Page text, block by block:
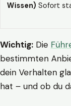
Wissen) Sofort
Wichtig: Die
bestimmten
dein Verhalten
hat – und ob du